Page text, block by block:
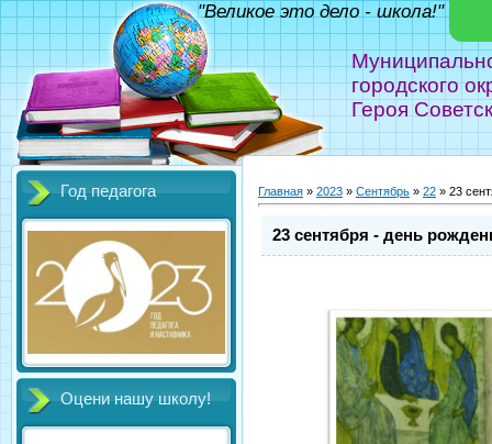
городского
Героя
"Великое это дело - школа!"
Год педагога
Оцени нашу школу!
Главная » 2023 » Сентябрь » 22 » 23
23 сентября - день